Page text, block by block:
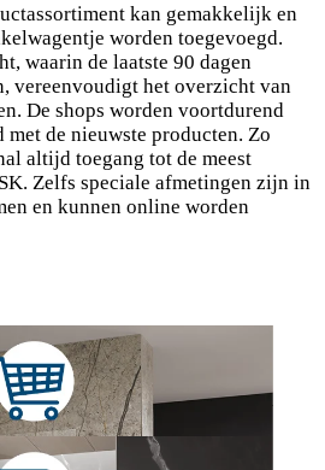
kan gemakkelijk en
worden toegevoegd.
waarin de laatste 90 dagen
vereenvoudigt het overzicht van
De shops worden voortdurend
de nieuwste producten. Zo
altijd toegang tot de meest
Zelfs speciale afmetingen zijn in
en kunnen online worden